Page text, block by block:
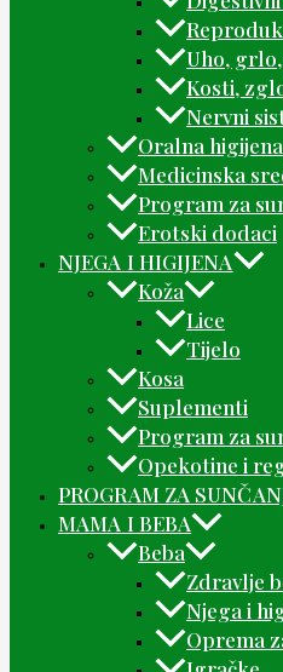
Uho,
Kosti,
Nervni
Oralna higijena
Medicinska
Program za
Erotski dodaci
NJEGA I HIGIJENA
Koža
Lice
Tijelo
Kosa
Suplementi
Program za
Opekotine i
PROGRAM ZA
MAMA I BEBA
Beba
Zdravlje
Njega i
Oprema